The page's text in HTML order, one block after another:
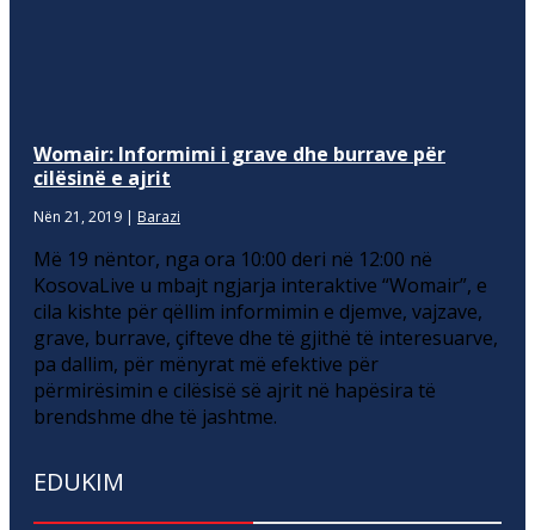
Womair: Informimi i grave dhe burrave për
cilësinë e ajrit
Nën 21, 2019 | Barazi
Më 19 nëntor, nga ora 10:00 deri në 12:00 në
KosovaLive u mbajt ngjarja interaktive “Womair”, e
cila kishte për qëllim informimin e djemve, vajzave,
grave, burrave, çifteve dhe të gjithë të interesuarve,
pa dallim, për mënyrat më efektive për
përmirësimin e cilësisë së ajrit në hapësira të
brendshme dhe të jashtme.
EDUKIM